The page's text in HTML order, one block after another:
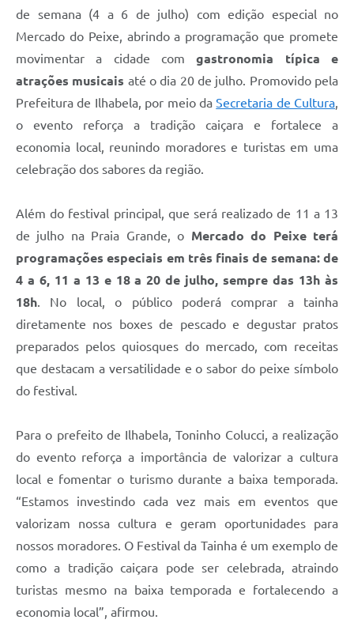
de semana (4 a 6 de julho) com edição especial no
Mercado do Peixe, abrindo a programação que promete
movimentar a cidade comgastronomia típica e
atrações musicais até o dia 20 de julho. Promovido pela
Prefeitura de Ilhabela, por meio daSecretaria de Cultura
o evento reforça a tradição caiçara e fortalece a
economia local, reunindo moradores e turistas em uma
celebração dos sabores da região.
Além do festival principal, que será realizado de 11 a 13
de julho na Praia Grande, o Mercado do Peixe terá
programações especiais em três finais de semana: de
4 a 6, 11 a 13 e 18 a 20 de julho, sempre das 13h às
18h . No local, o público poderá comprar a tainha
diretamente nos boxes de pescado e degustar pratos
preparados pelos quiosques do mercado, com receitas
que destacam a versatilidade e o sabor do peixe símbolo
do festival.
Para o prefeito de Ilhabela, Toninho Colucci, a realização
do evento reforça a importância de valorizar a cultura
local e fomentar o turismo durante a baixa temporada.
“Estamos investindo cada vez mais em eventos que
valorizam nossa cultura e geram oportunidades para
nossos moradores. O Festival da Tainha é um exemplo de
como a tradição caiçara pode ser celebrada, atraindo
turistas mesmo na baixa temporada e fortalecendo a
economia local”, afirmou.